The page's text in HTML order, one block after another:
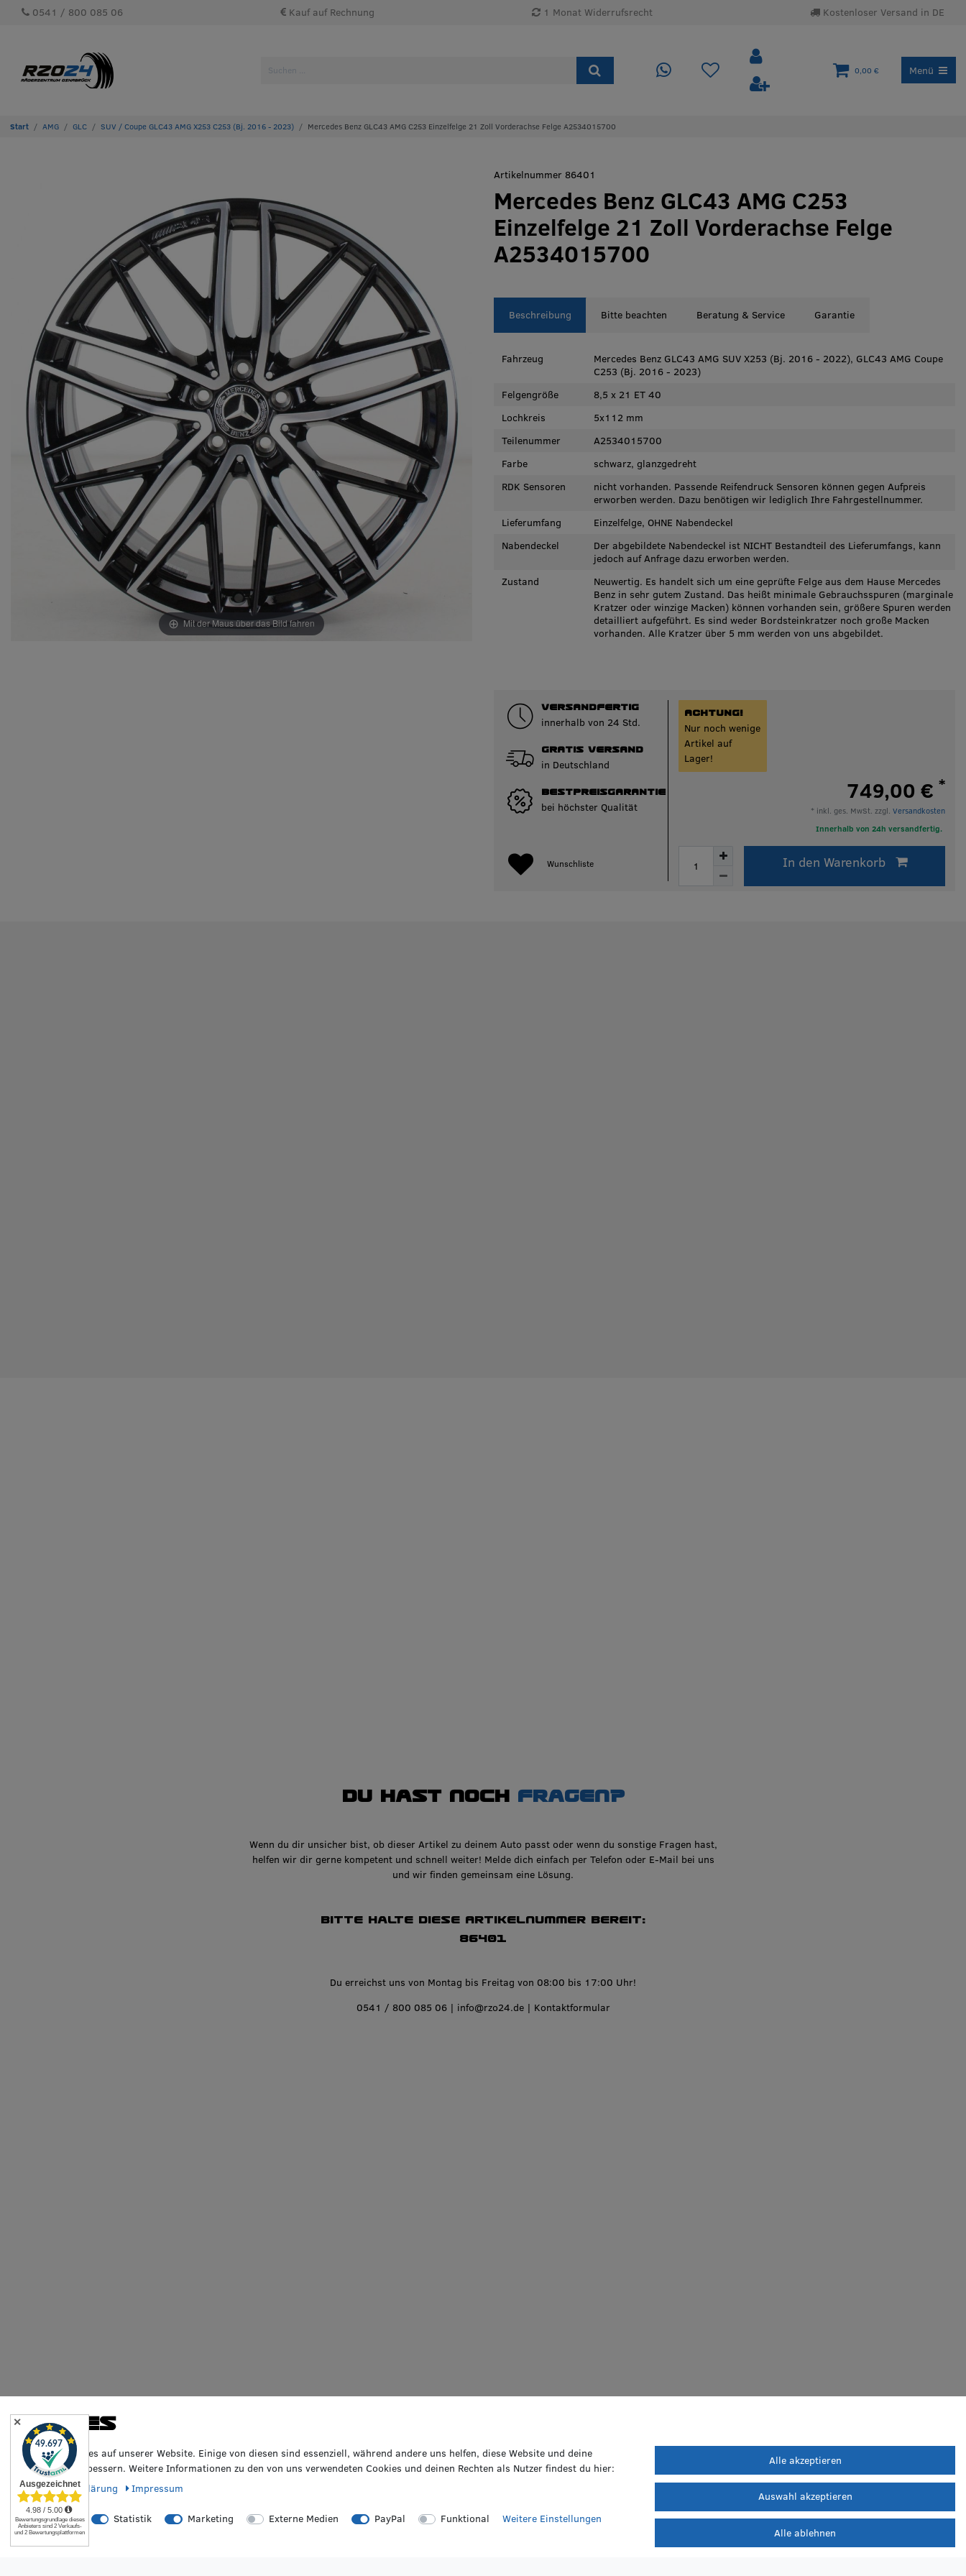
0541 / 800 085 06 Kauf auf Rechnung 1 Monat Widerrufsrecht Kostenloser Versand in DE
0,00 € Menü
AMG GLC SUV / Coupe GLC43 AMG X253 C253 (Bj. 2016 - 2023) Mercedes Benz GLC43 AMG C253 Einzelfelge 21 Zoll Vorderachse Felge A2534015700
Mit der Maus über das Bild fahren
Artikelnummer 86401
Mercedes Benz GLC43 AMG C253
Einzelfelge 21 Zoll Vorderachse Felge
A2534015700
Beschreibung Bitte beachten Beratung & Service Garantie
Fahrzeug
Mercedes Benz GLC43 AMG SUV X253 (Bj. 2016 - 2022), GLC43 AMG Coupe
C253 (Bj. 2016 - 2023)
Felgengröße
8,5 x 21 ET 40
Lochkreis
5x112 mm
Teilenummer
A2534015700
Farbe
schwarz, glanzgedreht
RDK Sensoren
nicht vorhanden. Passende Reifendruck Sensoren können gegen Aufpreis
erworben werden. Dazu benötigen wir lediglich Ihre Fahrgestellnummer.
Lieferumfang
Einzelfelge, OHNE Nabendeckel
Nabendeckel
Der abgebildete Nabendeckel ist NICHT Bestandteil des Lieferumfangs, kann
jedoch auf Anfrage dazu erworben werden.
Zustand
Neuwertig. Es handelt sich um eine geprüfte Felge aus dem Hause Mercedes
Benz in sehr gutem Zustand. Das heißt minimale Gebrauchsspuren (marginale
Kratzer oder winzige Macken) können vorhanden sein, größere Spuren werden
detailliert aufgeführt. Es sind weder Bordsteinkratzer noch große Macken
vorhanden. Alle Kratzer über 5 mm werden von uns abgebildet.
VERSANDFERTIG
innerhalb von 24 Std.
GRATIS VERSAND
in Deutschland
BESTPREISGARANTIE
bei höchster Qualität
Wunschliste
ACHTUNG!
Nur noch wenige
Artikel auf
Lager!
749,00 € *
* inkl. ges. MwSt. zzgl. Versandkosten
Innerhalb von 24h versandfertig.
In den Warenkorb
Du hast noch Fragen?
Wenn du dir unsicher bist, ob dieser Artikel zu deinem Auto passt oder wenn du sonstige Fragen hast,
helfen wir dir gerne kompetent und schnell weiter! Melde dich einfach per Telefon oder E-Mail bei uns
und wir finden gemeinsam eine Lösung.
Bitte halte diese Artikelnummer bereit:
86401
Du erreichst uns von Montag bis Freitag von 08:00 bis 17:00 Uhr!
0541 / 800 085 06| info@rzo24.de| Kontaktformular
VERPASSE KEINE NEWS!
Abonniere jetzt unseren Newsletter und sicher dir folgende Vorteile:
Profitiere von saisonalen Infos zu Rädern & Reifen
Cookies
Wir nutzen Cookies auf unserer Website. Einige von diesen sind essenziell, während andere uns helfen, diese Website und deine
Erfahrung zu verbessern. Weitere Informationen zu den von uns verwendeten Cookies und deinen Rechten als Nutzer findest du hier:
Daten­schutz­erklärung
Impressum
Essenziell Statistik Marketing Externe Medien PayPal Funktional Weitere Einstellungen
Alle akzeptieren
Auswahl akzeptieren
Alle ablehnen
✕